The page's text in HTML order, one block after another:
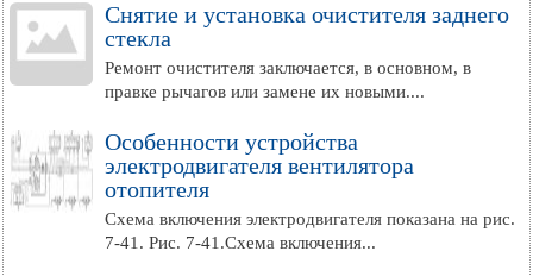
Снятие и установка очистителя заднего
стекла
Ремонт очистителя заключается, в основном, в
правке рычагов или замене их новыми....
Особенности устройства
электродвигателя вентилятора
отопителя
Схема включения электродвигателя показана на рис.
7-41. Рис. 7-41.Схема включения...